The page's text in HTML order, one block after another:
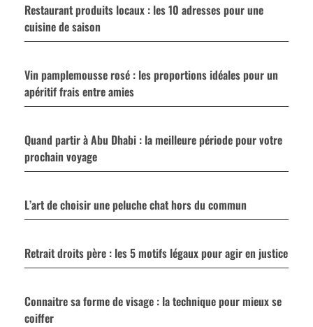
Restaurant produits locaux : les 10 adresses pour une
cuisine de saison
Vin pamplemousse rosé : les proportions idéales pour un
apéritif frais entre amies
Quand partir à Abu Dhabi : la meilleure période pour votre
prochain voyage
L’art de choisir une peluche chat hors du commun
Retrait droits père : les 5 motifs légaux pour agir en justice
Connaitre sa forme de visage : la technique pour mieux se
coiffer